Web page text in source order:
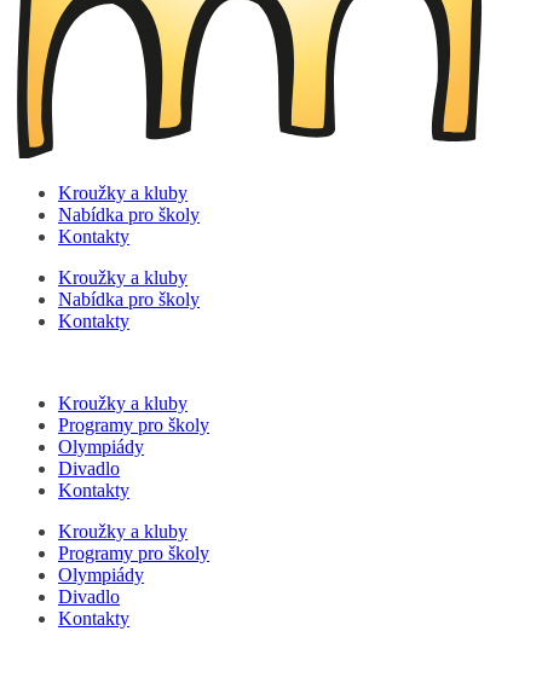
Kroužky a kluby
Nabídka pro školy
Kontakty
Kroužky a kluby
Nabídka pro školy
Kontakty
Kroužky a kluby
Programy pro školy
Olympiády
Divadlo
Kontakty
Kroužky a kluby
Programy pro školy
Olympiády
Divadlo
Kontakty